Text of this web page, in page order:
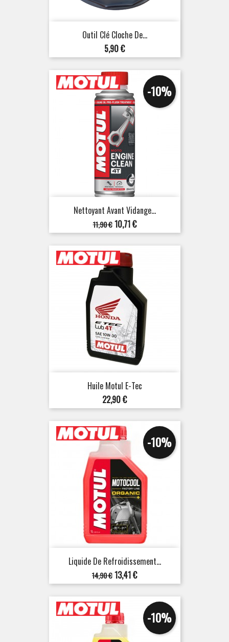
Outil Clé Cloche De...
Prix
5,90 €
Nettoyant Avant Vidange...
Prix
de
base
11,90 €
-10%
Prix
10,71 €
Huile Motul E-Tec
Prix
22,90 €
Liquide De Refroidissement...
Prix
de
base
14,90 €
-10%
Prix
13,41 €
-10%